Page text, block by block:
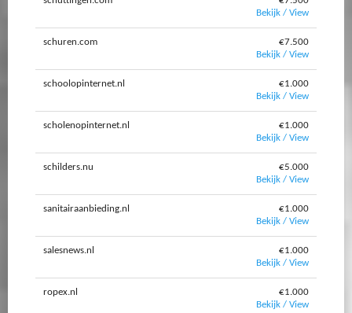
Bekijk / View
schuren.com
€7.500
Bekijk / View
schoolopinternet.nl
€1.000
Bekijk / View
scholenopinternet.nl
€1.000
Bekijk / View
schilders.nu
€5.000
Bekijk / View
sanitairaanbieding.nl
€1.000
Bekijk / View
salesnews.nl
€1.000
Bekijk / View
ropex.nl
€1.000
Bekijk / View